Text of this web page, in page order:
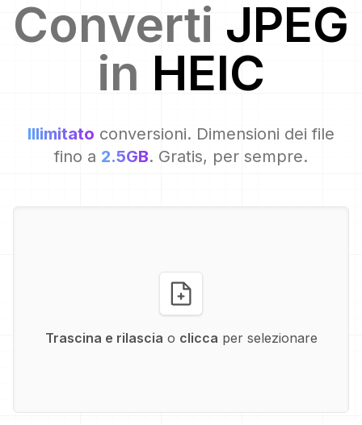
Converti JPEG
in HEIC
Illimitato conversioni. Dimensioni dei file
fino a 2.5GB. Gratis, per sempre.
Trascina e rilascia o clicca per selezionare